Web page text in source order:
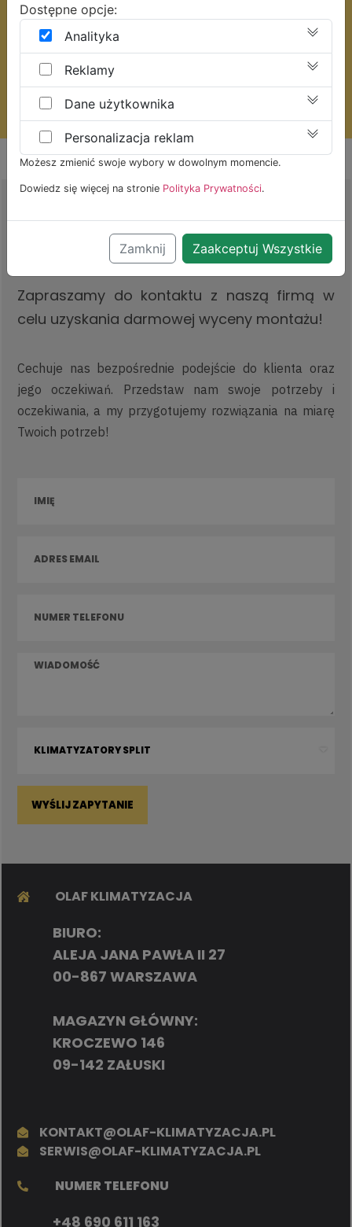
z bezpłatnej wyceny usługi
UZYSKAJ DARMOWĄ WYCENĘ
Uzyskaj darmową wycenę
Zapraszamy do kontaktu z naszą firmą w
celu uzyskania darmowej wyceny montażu!
Cechuje nas bezpośrednie podejście do klienta oraz
jego oczekiwań. Przedstaw nam swoje potrzeby i
oczekiwania, a my przygotujemy rozwiązania na miarę
Twoich potrzeb!
WYŚLIJ ZAPYTANIE
OLAF KLIMATYZACJA
BIURO:
ALEJA JANA PAWŁA II 27
00-867 WARSZAWA
MAGAZYN GŁÓWNY:
KROCZEWO 146
09-142 ZAŁUSKI
KONTAKT@OLAF-KLIMATYZACJA.PL
SERWIS@OLAF-KLIMATYZACJA.PL
NUMER TELEFONU
+48 690 611 163
Dostępne opcje:
Analityka
Reklamy
Dane użytkownika
Personalizacja reklam
Możesz zmienić swoje wybory w dowolnym momencie.
Dowiedz się więcej na stronie Polityka Prywatności.
Zamknij Zaakceptuj Wszystkie